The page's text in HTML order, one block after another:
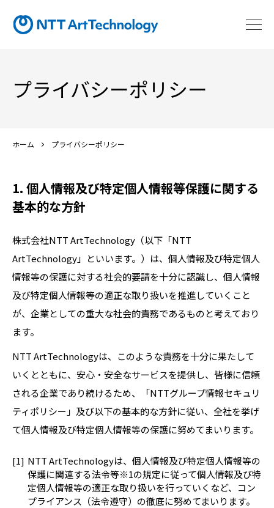
プライバシーポリシー
ホーム プライバシーポリシー
個人情報及び特定個人情報等保護に関する
基本的な方針
株式会社NTT ArtTechnology（以下「NTT
ArtTechnology」といいます。）は、個人情報及び特定個人
情報等の保護に対する社会的要請を十分に認識し、個人情報
及び特定個人情報等の適正な取り扱いを推進していくこと
が、企業としての重大な社会的責務であるものと考えており
ます。
NTT ArtTechnologyは、このような責務を十分に果たして
いくとともに、安心・安全なサービスを提供し、皆様に信頼
される企業であり続けるため、「NTTグループ情報セキュリ
ティポリシー」及び以下の基本的な方針に従い、全社を挙げ
て個人情報及び特定個人情報等の保護に努めてまいります。
NTT ArtTechnologyは、個人情報及び特定個人情報等の
保護に関連する法令等※1の規定に従って個人情報及び特
定個人情報等の適正な取り扱いを行っていくなど、コン
プライアンス（法令遵守）の徹底に努めてまいります。